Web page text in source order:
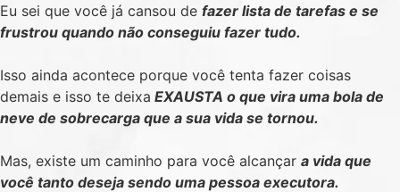
Eu sei que você já cansou de fazer lista de tarefas e se
frustrou quando não conseguiu fazer tudo.
Isso ainda acontece porque você tenta fazer coisas
demais e isso te deixa EXAUSTA o que vira uma bola de
neve de sobrecarga que a sua vida se tornou.
Mas, existe um caminho para você alcançar a vida que
você tanto deseja sendo uma pessoa executora.